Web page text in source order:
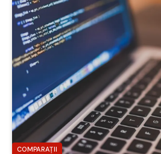
COMPARAȚII